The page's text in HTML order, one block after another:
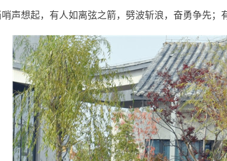
声想起，有人如离弦之箭，劈波斩浪，奋勇争先；